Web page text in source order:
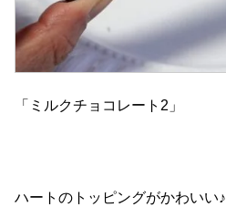
「ミルクチョコレート2」
ハートのトッピングがかわいい♪